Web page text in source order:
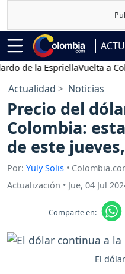
la EspriellaVuelta a
Actualidad Noticias
Precio del
Colombia:
de este
Por: Yuly Solis •
Actualización • Jue, 04 Jul
Comparte en:
El